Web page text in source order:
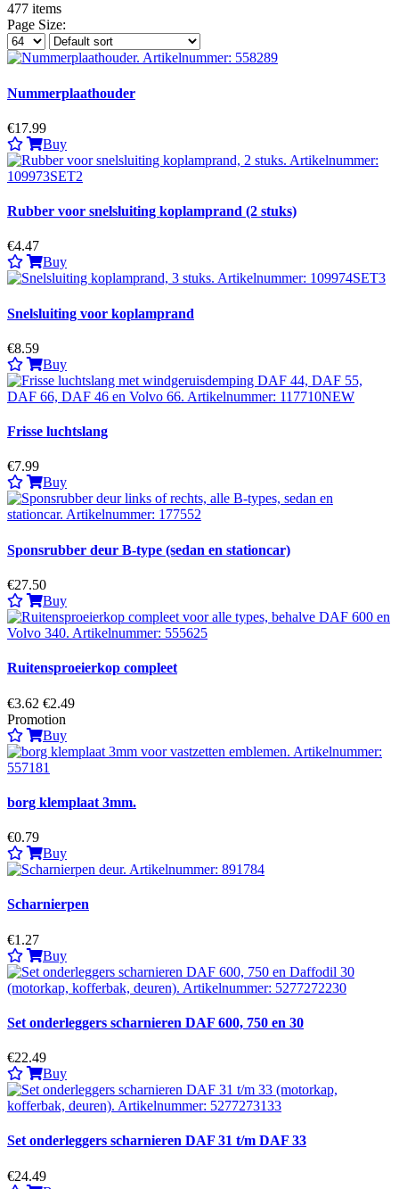
477 items
Page Size:
Nummerplaathouder
€17.99
Buy
Rubber voor snelsluiting koplamprand (2 stuks)
€4.47
Buy
Snelsluiting voor koplamprand
€8.59
Buy
Frisse luchtslang
€7.99
Buy
Sponsrubber deur B-type (sedan en stationcar)
€27.50
Buy
Ruitensproeierkop compleet
€3.62 €2.49
Promotion
Buy
borg klemplaat 3mm.
€0.79
Buy
Scharnierpen
€1.27
Buy
Set onderleggers scharnieren DAF 600, 750 en 30
€22.49
Buy
Set onderleggers scharnieren DAF 31 t/m DAF 33
€24.49